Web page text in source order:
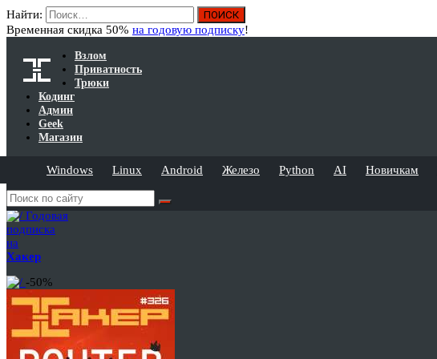
Найти:
Временная скидка 50% на годовую подписку!
Взлом
Приватность
Трюки
Кодинг
Админ
Geek
Магазин
Windows Linux Android Железо Python AI Новичкам
Годовая
подписка
на
Хакер
-50%